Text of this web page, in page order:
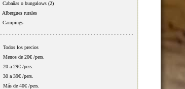
Cabañas o bungalows (2)
Albergues rurales
Campings
Todos los precios
Menos de 20€ /pers.
20 a 29€ /pers.
30 a 39€ /pers.
Más de 40€ /pers.